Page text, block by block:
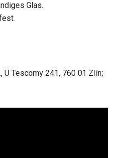
Glas.
U Tescomy 241, 760 01 Zlín;